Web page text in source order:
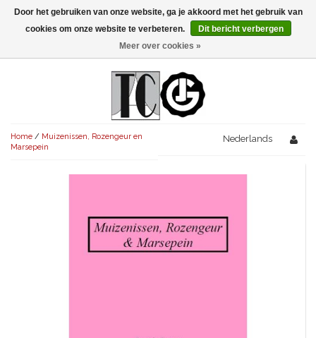
Menu
AVONDVULLEND (+75')
KORT (-30')
OVERIG (30'-75')
AVONDVULLEND (+75')
KORT (-30')
THRILLERS
SENIORENTONEEL
Home / Muizenissen, Rozengeur en
Marsepein
Nederlands
Door het gebruiken van onze website, ga je akkoord met het gebruik van
cookies om onze website te verbeteren.
Dit bericht verbergen
Meer over cookies »